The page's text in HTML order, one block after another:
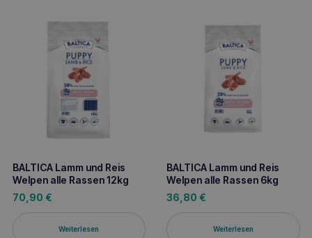
BALTICA Lamm und Reis
Welpen alle Rassen 12kg
70,90 €
Weiterlesen
BALTICA Lamm und Reis
Welpen alle Rassen 6kg
36,80 €
Weiterlesen